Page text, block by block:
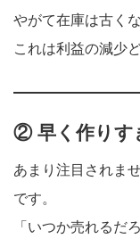
やがて在庫は古く
これは利益の減少
② 早く作りす
あまり注目されま
です。
「いつか売れるだ